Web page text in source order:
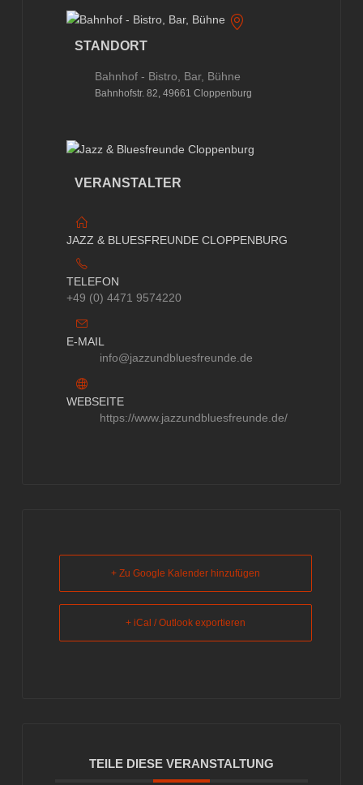
STANDORT
Bahnhof - Bistro, Bar, Bühne
Bahnhofstr. 82, 49661 Cloppenburg
VERANSTALTER
JAZZ & BLUESFREUNDE CLOPPENBURG
TELEFON
+49 (0) 4471 9574220
E-MAIL
info@jazzundbluesfreunde.de
WEBSEITE
https://www.jazzundbluesfreunde.de/
+ Zu Google Kalender hinzufügen
+ iCal / Outlook exportieren
TEILE DIESE VERANSTALTUNG